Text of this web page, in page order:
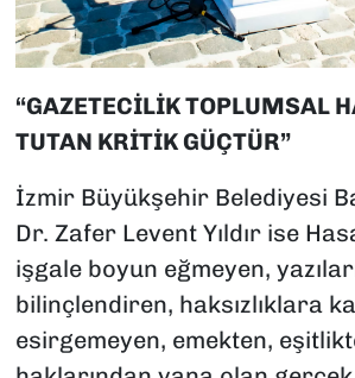
“GAZETECİLİK TOPLUMSAL
TUTAN KRİTİK GÜÇTÜR”
İzmir Büyükşehir Belediyesi
Dr. Zafer Levent Yıldır ise
işgale boyun eğmeyen,
bilinçlendiren, haksızlıklara
esirgemeyen, emekten,